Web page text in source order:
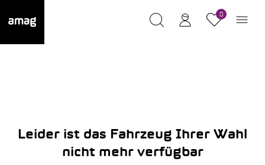
0
Leider ist das Fahrzeug Ihrer Wahl
nicht mehr verfügbar